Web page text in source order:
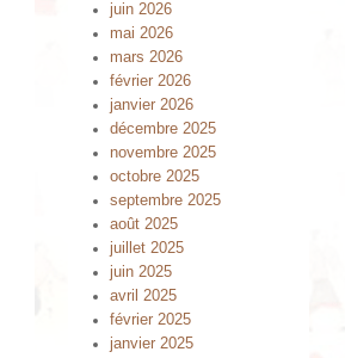
juin 2026
mai 2026
mars 2026
février 2026
janvier 2026
décembre 2025
novembre 2025
octobre 2025
septembre 2025
août 2025
juillet 2025
juin 2025
avril 2025
février 2025
janvier 2025